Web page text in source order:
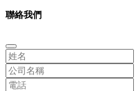
聯絡我們